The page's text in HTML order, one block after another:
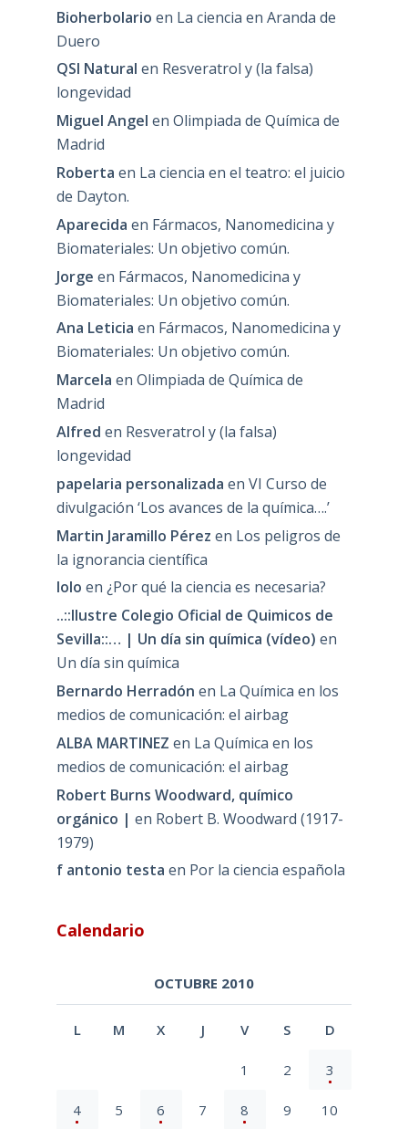
Bioherbolario en La ciencia en Aranda de
Duero
QSI Natural en Resveratrol y (la falsa)
longevidad
Miguel Angel en Olimpiada de Química de
Madrid
Roberta en La ciencia en el teatro: el juicio
de Dayton.
Aparecida en Fármacos, Nanomedicina y
Biomateriales: Un objetivo común.
Jorge en Fármacos, Nanomedicina y
Biomateriales: Un objetivo común.
Ana Leticia en Fármacos, Nanomedicina y
Biomateriales: Un objetivo común.
Marcela en Olimpiada de Química de
Madrid
Alfred en Resveratrol y (la falsa)
longevidad
papelaria personalizada en VI Curso de
divulgación ‘Los avances de la química….’
Martin Jaramillo Pérez en Los peligros de
la ignorancia científica
lolo en ¿Por qué la ciencia es necesaria?
..::Ilustre Colegio Oficial de Quimicos de
Sevilla::… | Un día sin química (vídeo) en
Un día sin química
Bernardo Herradón en La Química en los
medios de comunicación: el airbag
ALBA MARTINEZ en La Química en los
medios de comunicación: el airbag
Robert Burns Woodward, químico
orgánico | en Robert B. Woodward (1917-
1979)
f antonio testa en Por la ciencia española
Calendario
OCTUBRE 2010
L M X J V S D
1 2 3
4 5 6 7 8 9 10